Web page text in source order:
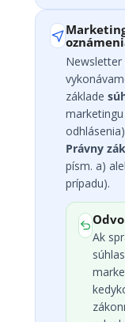
základe
Právny
písm. a)
prípadu).
Ak